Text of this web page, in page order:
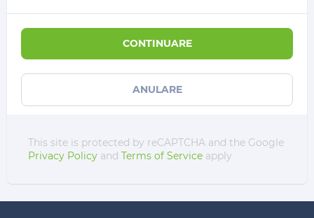
CONTINUARE
ANULARE
This site is protected by reCAPTCHA and the Google
Privacy Policy and Terms of Service apply